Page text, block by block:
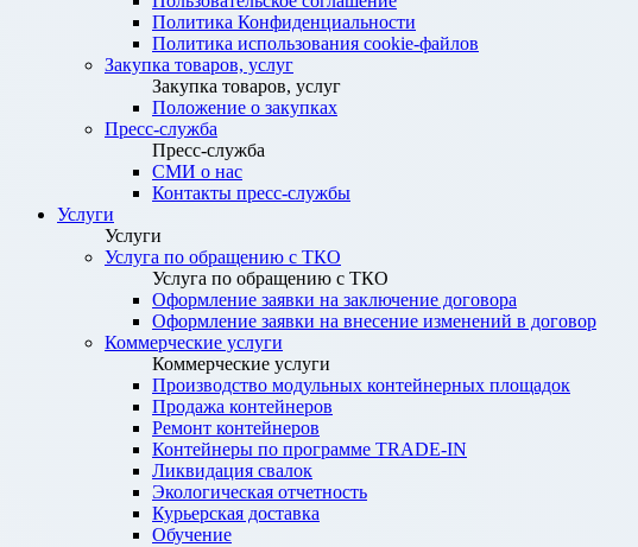
Политика Конфиденциальности
Политика использования cookie-файлов
Закупка товаров, услуг
Закупка товаров, услуг
Положение о закупках
Пресс-служба
Пресс-служба
СМИ о нас
Контакты пресс-службы
Услуги
Услуги
Услуга по обращению с ТКО
Услуга по обращению с ТКО
Оформление заявки на заключение договора
Оформление заявки на внесение изменений в договор
Коммерческие услуги
Коммерческие услуги
Производство модульных контейнерных площадок
Продажа контейнеров
Ремонт контейнеров
Контейнеры по программе TRADE-IN
Ликвидация свалок
Экологическая отчетность
Курьерская доставка
Обучение